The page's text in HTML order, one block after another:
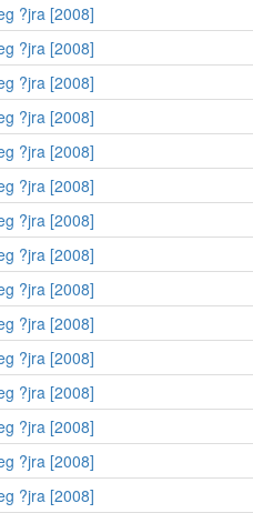
?jra [2008]
?jra [2008]
?jra [2008]
?jra [2008]
?jra [2008]
?jra [2008]
?jra [2008]
?jra [2008]
?jra [2008]
?jra [2008]
?jra [2008]
?jra [2008]
?jra [2008]
?jra [2008]
?jra [2008]